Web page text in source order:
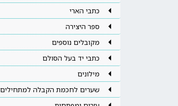
כתבי הארי
ספר היצירה
מקובלים נוספים
כתבי יד בעל הסולם
מילונים
שערים לחכמת הקבלה למתחילים